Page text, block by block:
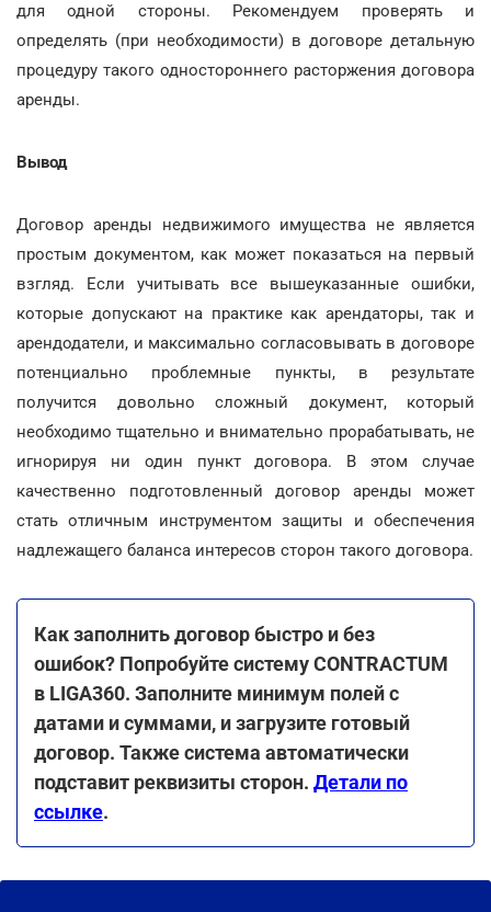
для одной стороны. Рекомендуем проверять и
определять (при необходимости) в договоре детальную
процедуру такого одностороннего расторжения договора
аренды.
Вывод
Договор аренды недвижимого имущества не является
простым документом, как может показаться на первый
взгляд. Если учитывать все вышеуказанные ошибки,
которые допускают на практике как арендаторы, так и
арендодатели, и максимально согласовывать в договоре
потенциально проблемные пункты, в результате
получится довольно сложный документ, который
необходимо тщательно и внимательно прорабатывать, не
игнорируя ни один пункт договора. В этом случае
качественно подготовленный договор аренды может
стать отличным инструментом защиты и обеспечения
надлежащего баланса интересов сторон такого договора.
Как заполнить договор быстро и без
ошибок? Попробуйте систему CONTRACTUM
в LIGA360. Заполните минимум полей с
датами и суммами, и загрузите готовый
договор. Также система автоматически
подставит реквизиты сторон. Детали по
ссылке.